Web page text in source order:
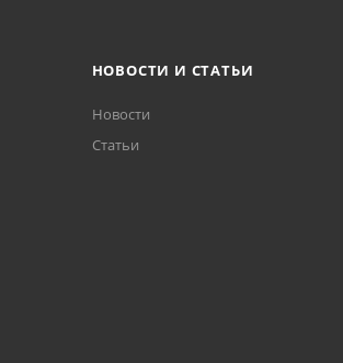
НОВОСТИ И СТАТЬИ
Новости
Статьи